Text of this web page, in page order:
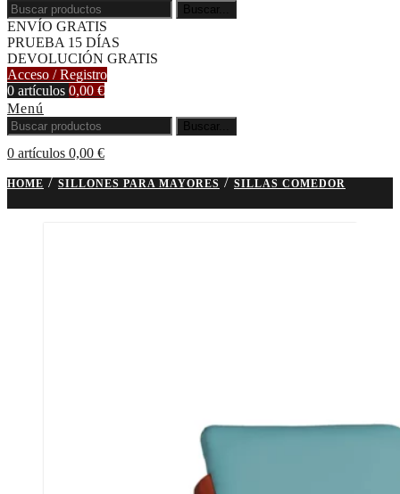
Buscar...
ENVÍO GRATIS
PRUEBA 15 DÍAS
DEVOLUCIÓN GRATIS
Acceso / Registro
0 artículos 0,00 €
Menú
Buscar...
0 artículos 0,00 €
HOME/SILLONES PARA MAYORES/SILLAS COMEDOR